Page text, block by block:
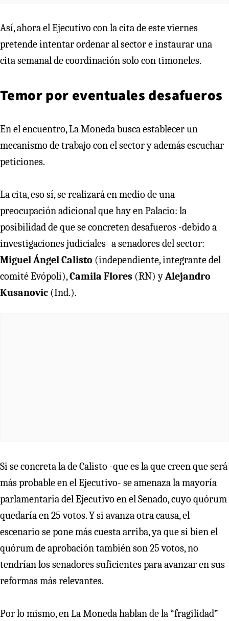
Así, ahora el Ejecutivo con la cita de este viernes
pretende intentar ordenar al sector e instaurar una
cita semanal de coordinación solo con timoneles.
Temor por eventuales desafueros
En el encuentro, La Moneda busca establecer un
mecanismo de trabajo con el sector y además escuchar
peticiones.
La cita, eso sí, se realizará en medio de una
preocupación adicional que hay en Palacio: la
posibilidad de que se concreten desafueros -debido a
investigaciones judiciales- a senadores del sector:
Miguel Ángel Calisto (independiente, integrante del
comité Evópoli),Camila Flores (RN) yAlejandro
Kusanovic (Ind.).
Si se concreta la de Calisto -que es la que creen que será
más probable en el Ejecutivo- se amenaza la mayoría
parlamentaria del Ejecutivo en el Senado, cuyo quórum
quedaría en 25 votos. Y si avanza otra causa, el
escenario se pone más cuesta arriba, ya que si bien el
quórum de aprobación también son 25 votos, no
tendrían los senadores suficientes para avanzar en sus
reformas más relevantes.
Por lo mismo, en La Moneda hablan de la “fragilidad”